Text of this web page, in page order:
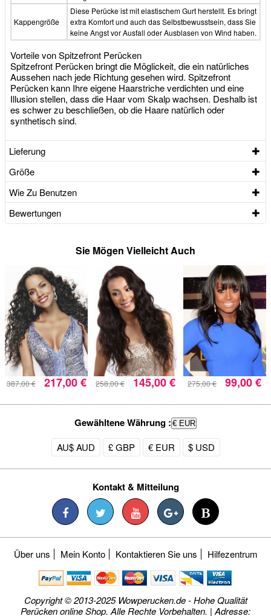
Kappengröße
Diese Perücke ist mit elastischem Gurt herstellt. Es bringt
extra Komfort und auch das Selbstbewusstsein, dass Sie
keine Angst vor Ausfall oder Ausblasen von Wind haben.
Vorteile von Spitzefront Perücken
Spitzefront Perücken bringt die Möglickeit, die ein natürliches
Aussehen nach jede Richtung gesehen wird. Spitzefront
Perücken kann Ihre eigene Haarstriche verdichten und eine
Illusion stellen, dass die Haar vom Skalp wachsen. Deshalb ist
es schwer zu beschließen, ob die Haare natürlich oder
synthetisch sind.
Lieferung
Größe
Wie Zu Benutzen
Bewertungen
Sie Mögen Vielleicht Auch
387,00 € 217,00 € 258,00 € 145,00 € 275,00 € 99,00 €
Gewähltene Währung : € EUR
AU$ AUD £ GBP € EUR $ USD
Kontakt & Mitteilung
Über uns Mein Konto Kontaktieren Sie uns Hilfezentrum
Copyright © 2013-2025 Wowperucken.de - Hohe Qualität
Perücken online Shop. Alle Rechte Vorbehalten. | Adresse: